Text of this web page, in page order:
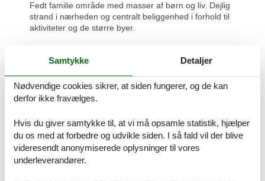
Fedt familie område med masser af børn og liv. Dejlig
strand i nærheden og centralt beliggenhed i forhold til
aktiviteter og de større byer.
Der er en skøn natur omkring slottet. Velegnet til gå-og
løbeture. Mange dejlige steder at besøge i omegnene.
Sejltur i ø-havet.
fantastisk sted
Samtykke Detaljer
Nødvendige cookies sikrer, at siden fungerer, og de kan
derfor ikke fravælges.
Hvis du giver samtykke til, at vi må opsamle statistik, hjælper
du os med at forbedre og udvikle siden. I så fald vil der blive
videresendt anonymiserede oplysninger til vores
underleverandører.